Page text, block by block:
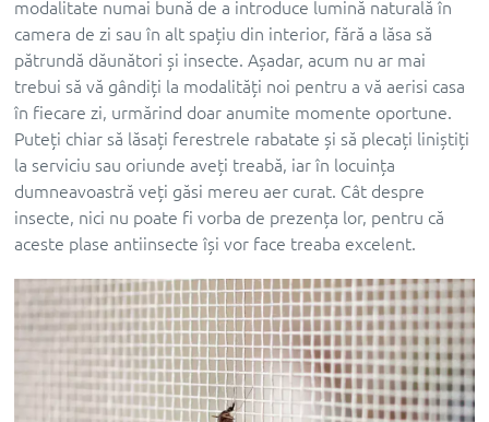
modalitate numai bună de a introduce lumină naturală în
camera de zi sau în alt spațiu din interior, fără a lăsa să
pătrundă dăunători și insecte. Așadar, acum nu ar mai
trebui să vă gândiți la modalități noi pentru a vă aerisi casa
în fiecare zi, urmărind doar anumite momente oportune.
Puteți chiar să lăsați ferestrele rabatate și să plecați liniștiți
la serviciu sau oriunde aveți treabă, iar în locuința
dumneavoastră veți găsi mereu aer curat. Cât despre
insecte, nici nu poate fi vorba de prezența lor, pentru că
aceste plase antiinsecte își vor face treaba excelent.